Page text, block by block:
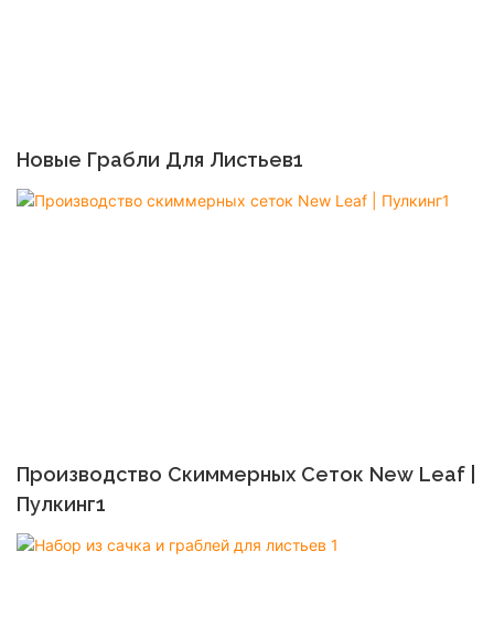
Новые Грабли Для Листьев1
Производство Скиммерных Сеток New Leaf |
Пулкинг1